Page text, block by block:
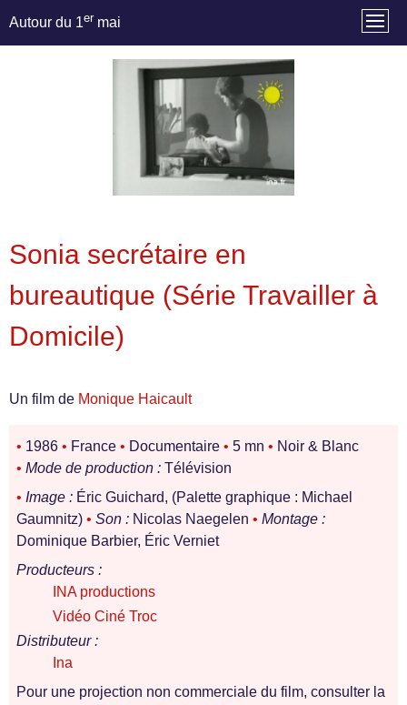
Autour du 1er mai
Sonia secrétaire en
bureautique (Série Travailler à
Domicile)
Un film de Monique Haicault
• 1986 • France • Documentaire • 5 mn • Noir & Blanc
• Mode de production : Télévision
• Image : Éric Guichard, (Palette graphique : Michael
Gaumnitz) • Son : Nicolas Naegelen • Montage :
Dominique Barbier, Éric Verniet
Producteurs :
INA productions
Vidéo Ciné Troc
Distributeur :
Ina
Pour une projection non commerciale du film, consulter la